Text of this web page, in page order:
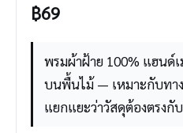
฿69
พรมผ้าฝ้าย 100% แฮนด์
บนพื้นไม้ — เหมาะกับทา
แยกแยะว่าวัสดุต้องตรงกั